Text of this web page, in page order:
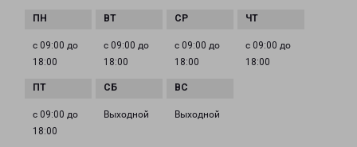
с 09:00 до
18:00
с 09:00 до
18:00
с 09:00 до
18:00
с 09:00 до
18:00
с 09:00 до
18:00
Выходной Выходной